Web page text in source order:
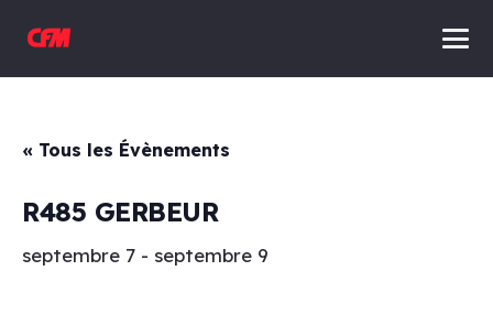
« Tous les Évènements
R485 GERBEUR
septembre 7 - septembre 9